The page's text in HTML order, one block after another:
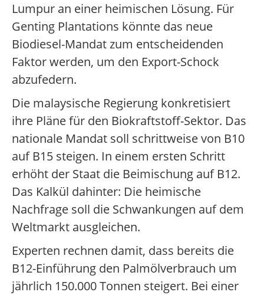
Lumpur an einer heimischen Lösung. Für
Genting Plantations könnte das neue
Biodiesel-Mandat zum entscheidenden
Faktor werden, um den Export-Schock
abzufedern.
Die malaysische Regierung konkretisiert
ihre Pläne für den Biokraftstoff-Sektor. Das
nationale Mandat soll schrittweise von B10
auf B15 steigen. In einem ersten Schritt
erhöht der Staat die Beimischung auf B12.
Das Kalkül dahinter: Die heimische
Nachfrage soll die Schwankungen auf dem
Weltmarkt ausgleichen.
Experten rechnen damit, dass bereits die
B12-Einführung den Palmölverbrauch um
jährlich 150.000 Tonnen steigert. Bei einer